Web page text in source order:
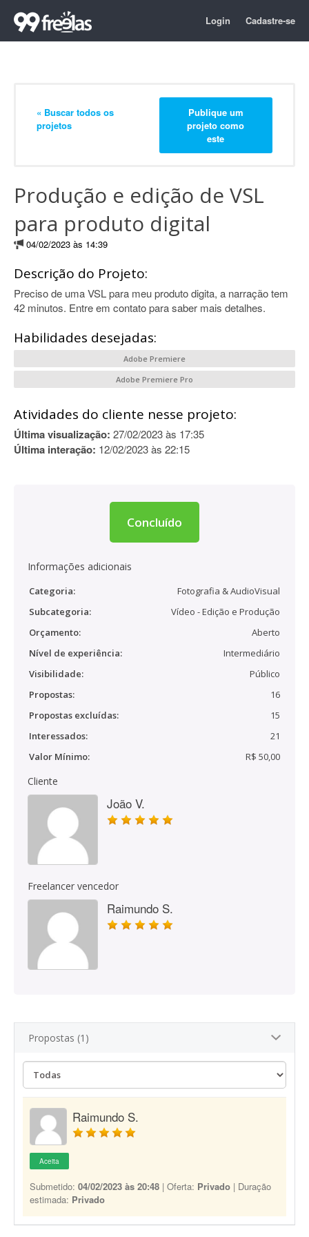
Login Cadastre-se
« Buscar todos os
projetos
Publique um
projeto como
este
Produção e edição de VSL
para produto digital
04/02/2023 às 14:39
Descrição do Projeto:
Preciso de uma VSL para meu produto digita, a narração tem
42 minutos. Entre em contato para saber mais detalhes.
Habilidades desejadas:
Adobe Premiere
Adobe Premiere Pro
Atividades do cliente nesse projeto:
Última visualização: 27/02/2023 às 17:35
Última interação: 12/02/2023 às 22:15
Concluído
Informações adicionais
Categoria:
Fotografia & AudioVisual
Subcategoria:
Vídeo - Edição e Produção
Orçamento:
Aberto
Nível de experiência:
Intermediário
Visibilidade:
Público
Propostas:
16
Propostas excluídas:
15
Interessados:
21
Valor Mínimo:
R$ 50,00
Cliente
João V.
Freelancer vencedor
Raimundo S.
Propostas (1)
Raimundo S.
Aceita
Submetido: 04/02/2023 às 20:48 | Oferta: Privado | Duração
estimada: Privado